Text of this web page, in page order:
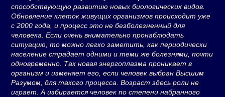
способствующую развитию новых биологических видов.
Обновление клеток живущих организмов происходит уже
с 2000 года, и процесс это не безболезненный для
человека. Если очень внимательно пронаблюдать
ситуацию, то можно легко заметить, как периодически
население страдает одними и теми же болезнями, почти
одновременно. Так новая энергоплазма проникает в
организм и изменяет его, если человек выбран Высшим
Разумом, для такого процесса. Возраст здесь роли не
играет. А избирается человек по степени набранного